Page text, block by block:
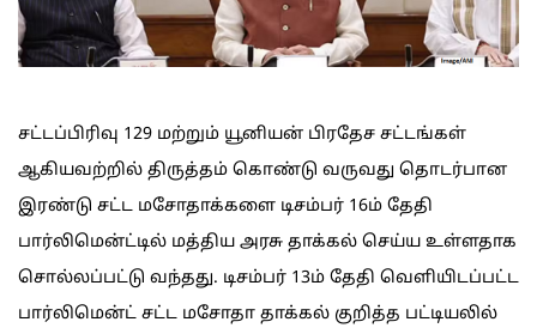
சட்டப்பிரிவு 129 மற்றும் யூனியன் பிரதேச சட்டங்கள்
ஆகியவற்றில் திருத்தம் கொண்டு வருவது தொடர்பான
இரண்டு சட்ட மசோதாக்களை டிசம்பர் 16ம் தேதி
பார்லிமென்ட்டில் மத்திய அரசு தாக்கல் செய்ய உள்ளதாக
சொல்லப்பட்டு வந்தது. டிசம்பர் 13ம் தேதி வெளியிடப்பட்ட
பார்லிமென்ட் சட்ட மசோதா தாக்கல் குறித்த பட்டியலில்